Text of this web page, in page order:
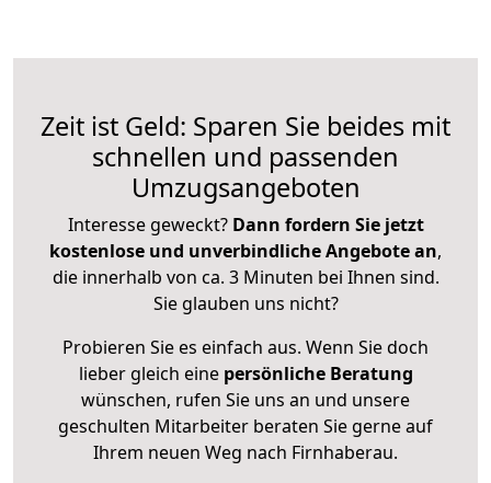
Zeit ist Geld: Sparen Sie beides mit
schnellen und passenden
Umzugsangeboten
Interesse geweckt? Dann fordern Sie jetzt
kostenlose und unverbindliche Angebote an,
die innerhalb von ca. 3 Minuten bei Ihnen sind.
Sie glauben uns nicht?
Probieren Sie es einfach aus. Wenn Sie doch
lieber gleich eine persönliche Beratung
wünschen, rufen Sie uns an und unsere
geschulten Mitarbeiter beraten Sie gerne auf
Ihrem neuen Weg nach Firnhaberau.